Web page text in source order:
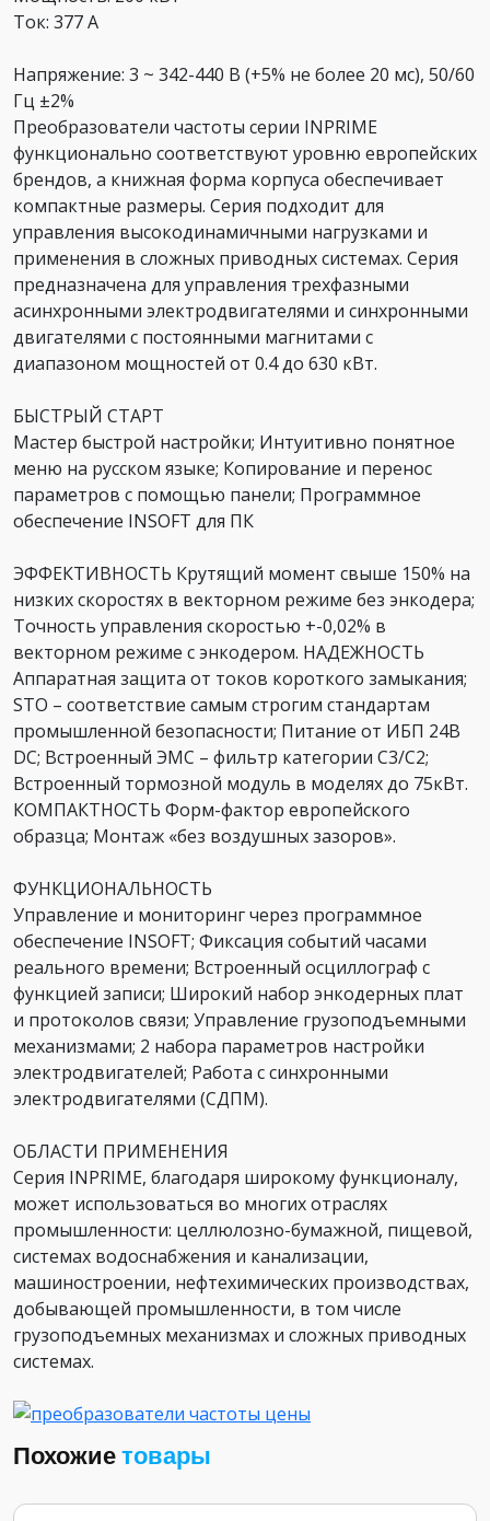
Ток: 377 А
Напряжение: 3 ~ 342-440 В (+5% не более 20 мс), 50/60
Гц ±2%
Преобразователи частоты серии INPRIME
функционально соответствуют уровню европейских
брендов, а книжная форма корпуса обеспечивает
компактные размеры. Серия подходит для
управления высокодинамичными нагрузками и
применения в сложных приводных системах. Серия
предназначена для управления трехфазными
асинхронными электродвигателями и синхронными
двигателями с постоянными магнитами с
диапазоном мощностей от 0.4 до 630 кВт.
БЫСТРЫЙ СТАРТ
Мастер быстрой настройки; Интуитивно понятное
меню на русском языке; Копирование и перенос
параметров с помощью панели; Программное
обеспечение INSOFT для ПК
ЭФФЕКТИВНОСТЬ Крутящий момент свыше 150% на
низких скоростях в векторном режиме без энкодера;
Точность управления скоростью +-0,02% в
векторном режиме с энкодером. НАДЕЖНОСТЬ
Аппаратная защита от токов короткого замыкания;
STO – соответствие самым строгим стандартам
промышленной безопасности; Питание от ИБП 24В
DC; Встроенный ЭМС – фильтр категории С3/С2;
Встроенный тормозной модуль в моделях до 75кВт.
КОМПАКТНОСТЬ Форм-фактор европейского
образца; Монтаж «без воздушных зазоров».
ФУНКЦИОНАЛЬНОСТЬ
Управление и мониторинг через программное
обеспечение INSOFT; Фиксация событий часами
реального времени; Встроенный осциллограф с
функцией записи; Широкий набор энкодерных плат
и протоколов связи; Управление грузоподъемными
механизмами; 2 набора параметров настройки
электродвигателей; Работа с синхронными
электродвигателями (СДПМ).
ОБЛАСТИ ПРИМЕНЕНИЯ
Серия INPRIME, благодаря широкому функционалу,
может использоваться во многих отраслях
промышленности: целлюлозно-бумажной, пищевой,
системах водоснабжения и канализации,
машиностроении, нефтехимических производствах,
добывающей промышленности, в том числе
грузоподъемных механизмах и сложных приводных
системах.
Похожиетовары